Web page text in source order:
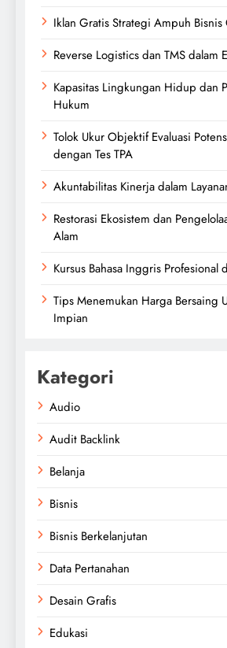
Iklan Gratis Strategi Ampuh
Reverse Logistics dan TMS dalam
Kapasitas Lingkungan Hidup dan
Hukum
Tolok Ukur Objektif Evaluasi
dengan Tes TPA
Akuntabilitas Kinerja dalam
Restorasi Ekosistem dan
Alam
Kursus Bahasa Inggris Profesional
Tips Menemukan Harga Bersaing
Impian
Kategori
Audio
Audit Backlink
Belanja
Bisnis
Bisnis Berkelanjutan
Data Pertanahan
Desain Grafis
Edukasi